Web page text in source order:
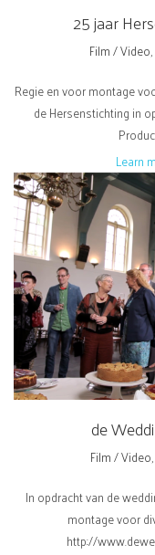
25 jaar
Film / Video,
Regie en voor montage
de Hersenstichting in
Learn
de
Film / Video,
In opdracht van de
montage voor
http://